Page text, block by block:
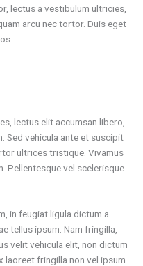
lectus a vestibulum ultricies,
arcu nec tortor. Duis eget
lectus elit accumsan libero,
Sed vehicula ante et suscipit
ultrices tristique. Vivamus
Pellentesque vel scelerisque
in feugiat ligula dictum a.
tellus ipsum. Nam fringilla,
velit vehicula elit, non dictum
fringilla non vel ipsum.